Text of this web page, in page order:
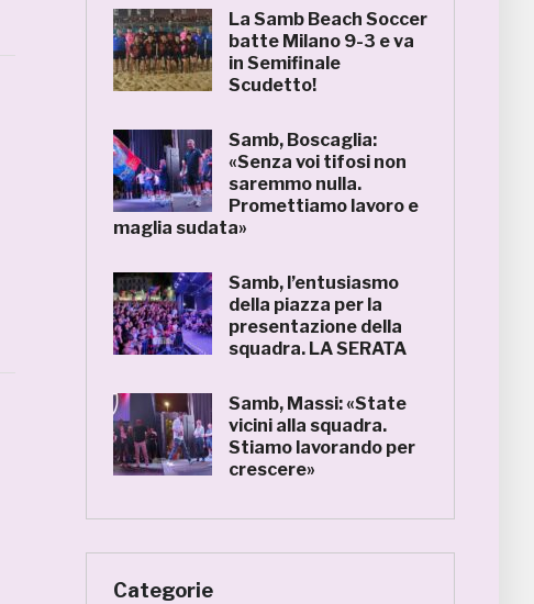
La Samb Beach Soccer
batte Milano 9-3 e va
in Semifinale
Scudetto!
Samb, Boscaglia:
«Senza voi tifosi non
saremmo nulla.
Promettiamo lavoro e
maglia sudata»
Samb, l’entusiasmo
della piazza per la
presentazione della
squadra. LA SERATA
Samb, Massi: «State
vicini alla squadra.
Stiamo lavorando per
crescere»
Categorie